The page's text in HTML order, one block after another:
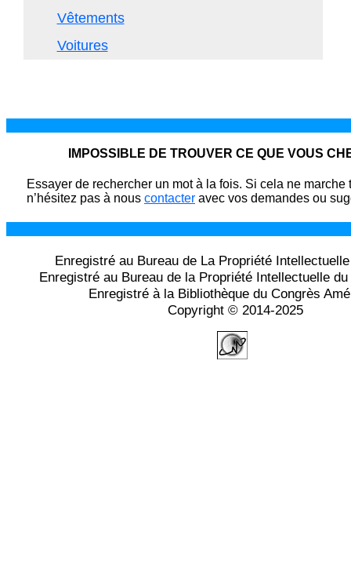
Vêtements
Voitures
IMPOSSIBLE DE TROUVER CE QUE VOUS
Essayer de rechercher un mot à la fois. Si cela ne marche
n’hésitez pas à nous contacter avec vos demandes ou
Enregistré au Bureau de La Propriété
Enregistré au Bureau de la Propriété Intellectuelle
Enregistré à la Bibliothèque du Congrès
Copyright © 2014-2025